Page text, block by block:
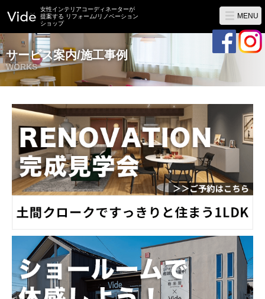
女性インテリアコーディネーターが
提案する リフォーム/リノベーション
ショップ
サービス案内/施工事例
WORKS
MENU